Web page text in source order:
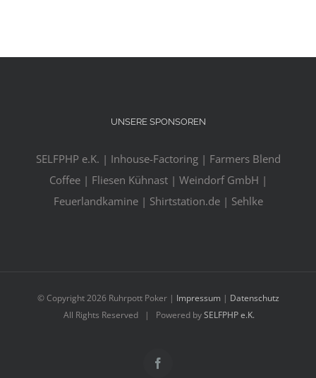
UNSERE SPONSOREN
SELFPHP e.K. | Inhouse-Factoring | Farmers Blend
Coffee | Fliesen Kühnast | Weindorf GmbH |
Feuerlandkamine | Shirtstation.de | Sehlke
© Copyright2026 Ruhrpott Poker | Impressum | Datenschutz
All Rights Reserved | Powered bySELFPHP e.K.